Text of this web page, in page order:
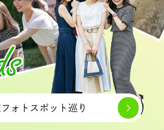
ォトスポット巡り